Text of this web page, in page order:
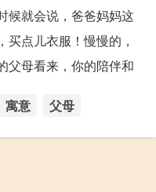
候就会说，爸爸妈妈这
买点儿衣服！慢慢的，
父母看来，你的陪伴和
寓意 父母